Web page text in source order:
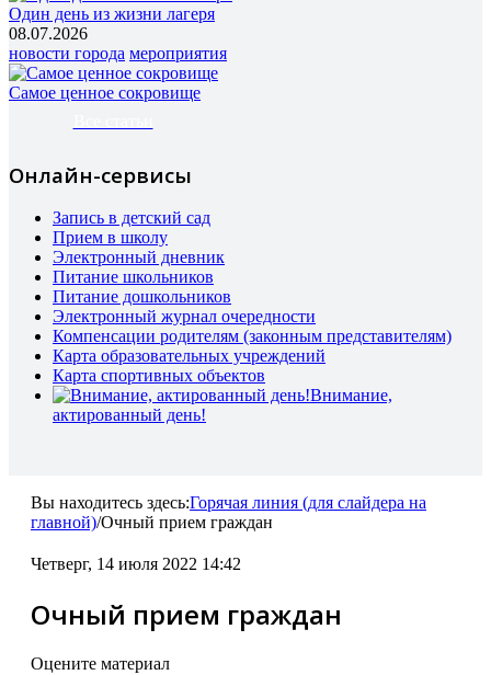
Один день из жизни лагеря
08.07.2026
новости города мероприятия
Самое ценное сокровище
Онлайн-сервисы
Запись в детский сад
Прием в школу
Электронный дневник
Питание школьников
Питание дошкольников
Электронный журнал очередности
Компенсации родителям (законным представителям)
Карта образовательных учреждений
Карта спортивных объектов
Внимание,
актированный день!
Вы находитесь здесь:Горячая линия (для слайдера на
главной)/Очный прием граждан
Четверг, 14 июля 2022 14:42
Очный прием граждан
Оцените материал